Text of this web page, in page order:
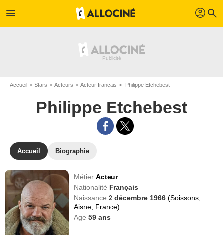
menu profil search
Accueil Stars Acteurs Acteur français Philippe Etchebest
Philippe Etchebest
Accueil Biographie
MétierActeur
Nationalité Français
Naissance2 décembre 1966(Soissons,
Aisne, France)
Age59 ans